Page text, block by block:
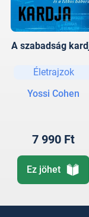
A szabadság
Életrajzok
Yossi Cohen
7 990 Ft
Ez jöhet